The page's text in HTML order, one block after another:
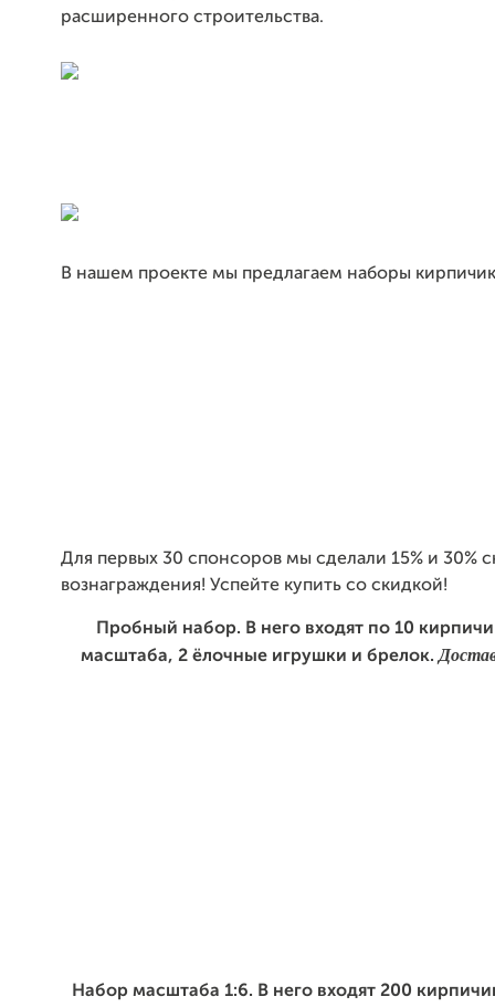
расширенного строительства.
В нашем проекте мы предлагаем наборы
Для первых 30 спонсоров мы сделали 15% и 30%
вознаграждения! Успейте купить со скидкой!
Пробный набор. В него входят по 10
масштаба, 2 ёлочные игрушки и брелок.
Набор масштаба 1:6. В него входят 200